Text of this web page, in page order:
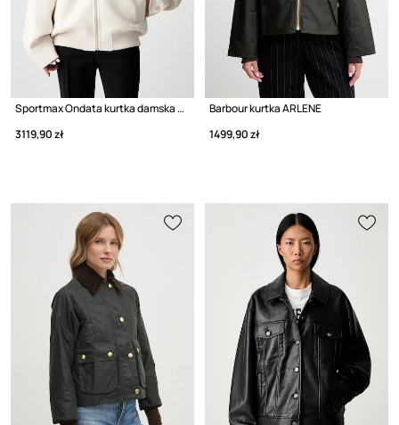
Sportmax Ondata kurtka damska wełniana
3119,90 zł
Barbour kurtka ARLENE
1499,90 zł